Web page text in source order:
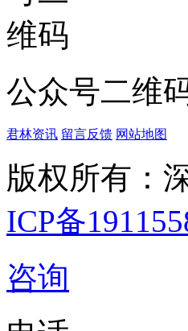
公众号二维
君林资讯 留言反馈 网站地图
版权所有：
ICP备
咨询